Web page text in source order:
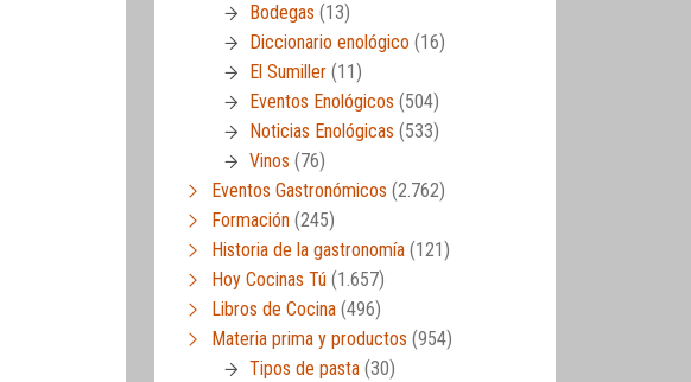
Bodegas (13)
Diccionario enológico (16)
El Sumiller (11)
Eventos Enológicos (504)
Noticias Enológicas (533)
Vinos (76)
Eventos Gastronómicos (2.762)
Formación (245)
Historia de la gastronomía (121)
Hoy Cocinas Tú (1.657)
Libros de Cocina (496)
Materia prima y productos (954)
Tipos de pasta (30)